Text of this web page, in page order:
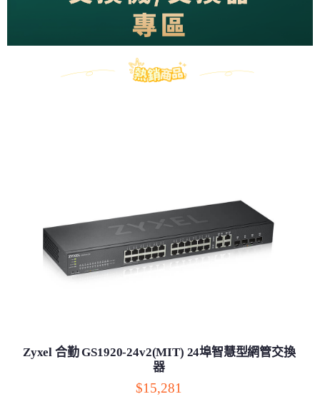
Zyxel 合勤 GS1920-24v2(MIT) 24埠智慧型網管交換
器
$15,281